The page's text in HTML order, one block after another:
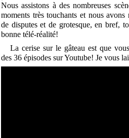
Nous assistons à des nombreuses
moments très touchants et nous
de disputes et de grotesque, en bref,
bonne télé-réalité!
La cerise sur le gâteau est que
des 36 épisodes sur Youtube! Je vous